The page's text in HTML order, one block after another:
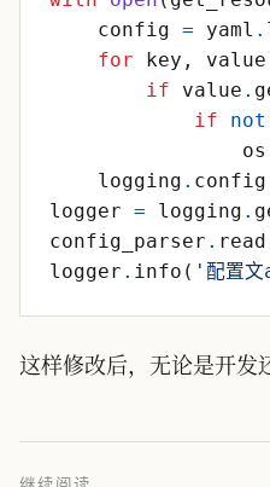
config = yaml .
for
key , value
if
value .
if
not
os
logging . config
logger = logging .
config_parser . read
logger . info ( ' 配置
这样修改后，无论是开